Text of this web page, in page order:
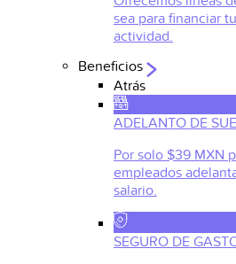
sea para financiar
actividad.
Beneficios
Atrás
ADELANTO DE
Por solo $39 MXN
empleados
salario.
SEGURO DE